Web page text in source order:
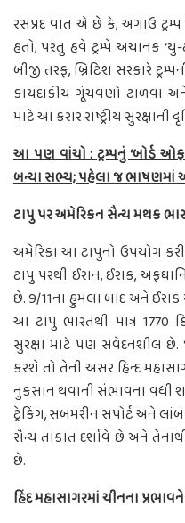
રસપ્રદ વાત એ છે કે, અગાઉ
હતો, પરંતુ હવે ટ્રમ્પે અચાનક
બીજી તરફ, બ્રિટિશ સરકારે
કાયદાકીય ગૂંચવણો ટાળવા
માટે આ કરાર રાષ્ટ્રીય સુરક્ષાની
આ પણ વાંચો : ટ્રમ્પનું ‘બોર્ડ
બન્યા સભ્ય; પહેલા જ ભાષણમાં
ટાપુ પર અમેરિકન સૈન્ય મથક
અમેરિકા આ ટાપુનો ઉપયોગ
ટાપુ પરથી ઈરાન, ઈરાક,
છે. 9/11ના હુમલા બાદ અને
આ ટાપુ ભારતથી માત્ર 1770
સુરક્ષા માટે પણ સંવેદનશીલ છે.
કરશે તો તેની અસર હિન્દ
નુકસાન થવાની સંભાવના વધી
ટ્રેકિંગ, સબમરીન સપોર્ટ અને
સૈન્ય તાકાત દર્શાવે છે અને
છે.
હિંદ મહાસાગરમાં ચીનના